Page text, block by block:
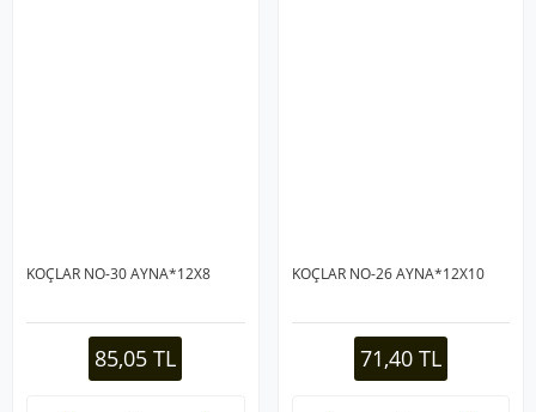
KOÇLAR NO-30 AYNA*12X8
85,05 TL
KOÇLAR NO-26 AYNA*12X10
71,40 TL